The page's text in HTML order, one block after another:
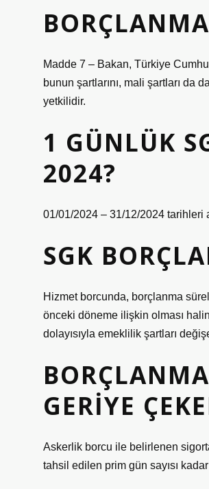
Madde 7 – Bakan, Türkiye
bunun şartlarını, mali şartları
yetkilidir.
1 GÜNLÜK
2024?
01/01/2024 – 31/12/2024 tarihleri
SGK
Hizmet borcunda, borçlanma
önceki döneme ilişkin olması
dolayısıyla emeklilik şartları
GERIYE
Askerlik borcu ile belirlenen
tahsil edilen prim gün sayısı